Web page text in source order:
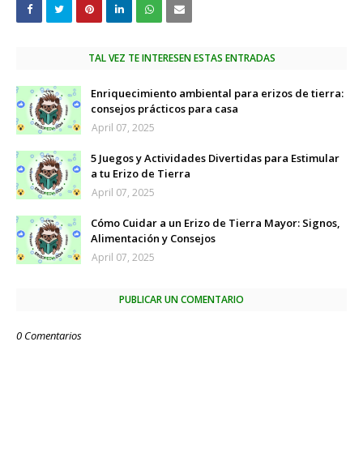
TAL VEZ TE INTERESEN ESTAS ENTRADAS
Enriquecimiento ambiental para erizos de tierra:
consejos prácticos para casa
April 07, 2025
5 Juegos y Actividades Divertidas para Estimular
a tu Erizo de Tierra
April 07, 2025
Cómo Cuidar a un Erizo de Tierra Mayor: Signos,
Alimentación y Consejos
April 07, 2025
PUBLICAR UN COMENTARIO
0 Comentarios